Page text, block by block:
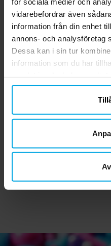
vidarebefordrar även
information från din enhet
annons- och analysföretag
Dessa kan i sin tur
information som du har
närsomhelst ändra ditt
KÖP
5.0
☆
4 ☆
2 ☆
Recensioner (1)
H
Hellen
6 månader sedan